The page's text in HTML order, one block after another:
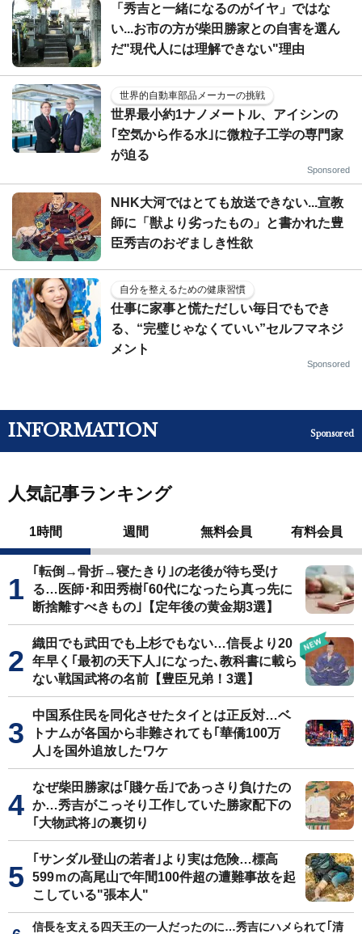
「秀吉と一緒になるのがイヤ」ではな
い...お市の方が柴田勝家との自害を選ん
だ"現代人には理解できない"理由
世界的自動車部品メーカーの挑戦
世界最小約1ナノメートル、アイシンの
｢空気から作る水｣に微粒子工学の専門家
が迫る
Sponsored
NHK大河ではとても放送できない...宣教
師に「獣より劣ったもの」と書かれた豊
臣秀吉のおぞましき性欲
自分を整えるための健康習慣
仕事に家事と慌ただしい毎日でもでき
る、“完璧じゃなくていい”セルフマネジ
メント
Sponsored
INFORMATION Sponsored
人気記事ランキング
1時間 週間 無料会員 有料会員
｢転倒→骨折→寝たきり｣の老後が待ち受け
る…医師･和田秀樹｢60代になったら真っ先に
断捨離すべきもの｣【定年後の黄金期3選】
織田でも武田でも上杉でもない…信長より20
年早く｢最初の天下人｣になった､教科書に載ら
ない戦国武将の名前【豊臣兄弟！3選】
中国系住民を同化させたタイとは正反対…ベ
トナムが各国から非難されても｢華僑100万
人｣を国外追放したワケ
なぜ柴田勝家は｢賤ケ岳｣であっさり負けたの
か…秀吉がこっそり工作していた勝家配下の
｢大物武将｣の裏切り
｢サンダル登山の若者｣より実は危険…標高
599ｍの高尾山で年間100件超の遭難事故を起
こしている"張本人"
信長を支える四天王の一人だったのに…秀吉にハメられて｢清